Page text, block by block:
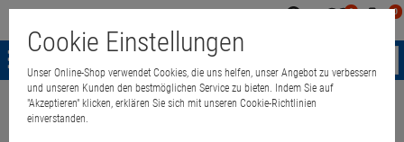
0 0
Menü
Weiter einkaufen
Cookie Einstellungen
Unser Online-Shop verwendet Cookies, die uns helfen, unser Angebot zu verbessern
und unseren Kunden den bestmöglichen Service zu bieten. Indem Sie auf
"Akzeptieren" klicken, erklären Sie sich mit unseren Cookie-Richtlinien
einverstanden.